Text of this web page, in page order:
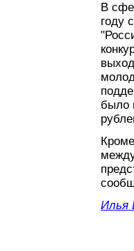
В
году
было
Илья